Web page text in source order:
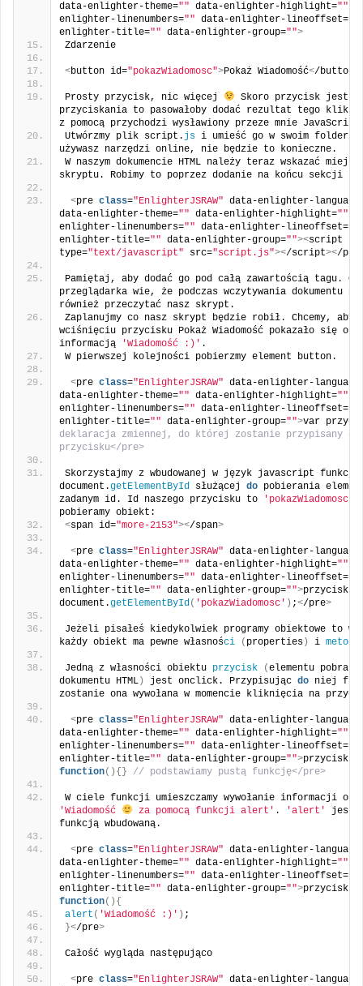
data-enlighter-theme="" data-enlighter-highlight=""
enlighter-linenumbers="" data-enlighter-lineoffset=
enlighter-title="" data-enlighter-group="">
Zdarzenie
<button id="pokazWiadomosc">Pokaż Wiadomość</button
Prosty przycisk, nic więcej Skoro przycisk jest
przyciskania to pasowałoby dodać rezultat tego
z pomocą przychodzi wysławiony przeze mnie
Utwórzmy plik script. js i umieść go w swoim
używasz narzędzi online, nie będzie to konieczne.
W naszym dokumencie HTML należy teraz wskazać
skryptu. Robimy to poprzez dodanie na końcu sekcji
<pre class="EnlighterJSRAW" data-enlighter-
data-enlighter-theme="" data-enlighter-highlight=""
enlighter-linenumbers="" data-enlighter-lineoffset=
enlighter-title="" data-enlighter-group=""><script
type="text/javascript" src="script.js"></script></pre
Pamiętaj, aby dodać go pod całą zawartością tagu.
przeglądarka wie, że podczas wczytywania dokumentu
również przeczytać nasz skrypt.
Zaplanujmy co nasz skrypt będzie robił. Chcemy, aby
wciśnięciu przycisku Pokaż Wiadomość pokazało się
informacją
'Wiadomość :)' .
W pierwszej kolejności pobierzmy element button.
<pre class="EnlighterJSRAW" data-enlighter-
data-enlighter-theme="" data-enlighter-highlight=""
enlighter-linenumbers="" data-enlighter-lineoffset=
enlighter-title="" data-enlighter-group="">var
deklaracja zmiennej, do której zostanie przypisany
przycisku</pre>
Skorzystajmy z wbudowanej w język javascript funkcji
document.getElementById służącej do pobierania
zadanym id. Id naszego przycisku to
'pokazWiadomosc'
pobieramy obiekt:
<span id="more-2153"></span>
<pre class="EnlighterJSRAW" data-enlighter-
data-enlighter-theme="" data-enlighter-highlight=""
enlighter-linenumbers="" data-enlighter-lineoffset=
enlighter-title="" data-enlighter-group="">przycisk =
document.getElementById( 'pokazWiadomosc' ) ;</pre>
Jeżeli pisałeś kiedykolwiek programy obiektowe to
każdy obiekt ma pewne własności ( properties ) i metody
Jedną z własności obiektu przycisk (elementu
dokumentu HTML ) jest onclick. Przypisując do niej
zostanie ona wywołana w momencie kliknięcia na
<pre class="EnlighterJSRAW" data-enlighter-
data-enlighter-theme="" data-enlighter-highlight=""
enlighter-linenumbers="" data-enlighter-lineoffset=
enlighter-title="" data-enlighter-group="">przycisk.
function(){} // podstawiamy pustą funkcję</pre>
'Wiadomość za pomocą funkcji alert' . 'alert'
jest
funkcją wbudowaną.
<pre class="EnlighterJSRAW" data-enlighter-
data-enlighter-theme="" data-enlighter-highlight=""
enlighter-linenumbers="" data-enlighter-lineoffset=
enlighter-title="" data-enlighter-group="">przycisk.
function(){
alert ( 'Wiadomość :)' ) ;
}</pre>
Całość wygląda następująco
<pre class="EnlighterJSRAW" data-enlighter-